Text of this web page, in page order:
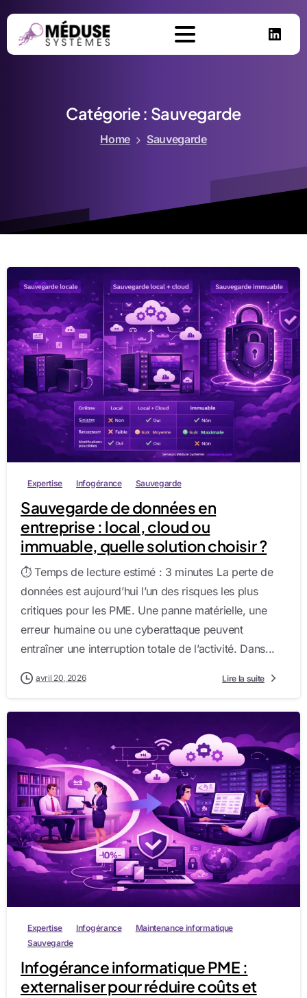
Catégorie : Sauvegarde
Home Sauvegarde
0
Expertise Infogérance Sauvegarde
Sauvegarde de données en
entreprise : local, cloud ou
immuable, quelle solution choisir ?
⏱️ Temps de lecture estimé : 3 minutes La perte de
données est aujourd’hui l’un des risques les plus
critiques pour les PME. Une panne matérielle, une
erreur humaine ou une cyberattaque peuvent
entraîner une interruption totale de l’activité. Dans...
avril 20, 2026 Lire la suite
0 10
Expertise Infogérance
Maintenance informatique
Sauvegarde
Infogérance informatique PME :
externaliser pour réduire coûts et